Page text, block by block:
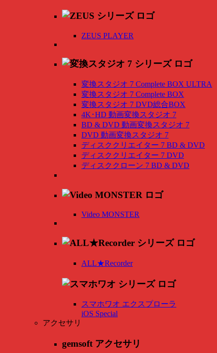
ZEUS PLAYER
変換スタジオ 7 Complete BOX ULTRA
変換スタジオ 7 Complete BOX
変換スタジオ 7 DVD総合BOX
4K･HD 動画変換スタジオ 7
BD & DVD 動画変換スタジオ 7
DVD 動画変換スタジオ 7
ディスククリエイター 7 BD & DVD
ディスククリエイター 7 DVD
ディスククローン 7 BD & DVD
Video MONSTER
ALL★Recorder
スマホワオ エクスプローラ
iOS Special
アクセサリ
gemsoft アクセサリ